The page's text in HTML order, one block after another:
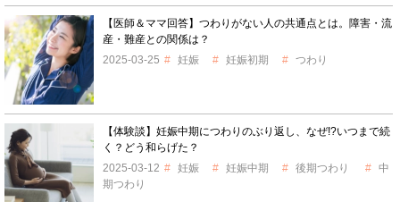
【医師＆ママ回答】つわりがない人の共通点とは。障害・流
産・難産との関係は？
2025-03-25
妊娠 妊娠初期 つわり
【体験談】妊娠中期につわりのぶり返し、なぜ!?いつまで続
く？どう和らげた？
2025-03-12
妊娠 妊娠中期 後期つわり
中
期つわり